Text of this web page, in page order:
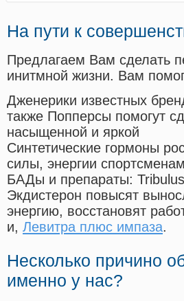
На пути к
Предлагаем Вам сделать
инитмной жизни. Вам
Дженерики известных
также Попперсы помогут
насыщенной и яркой
Синтетические гормоны
силы, энергии
БАДы и препараты:
Экдистерон повысят
энергию, восстановят
и, Левитра плюс импаза.
Несколько причино
именно у нас?